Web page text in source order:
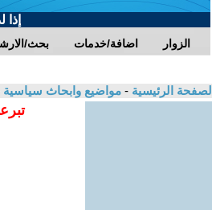
بحث/ اضافة/خدمات الزوار
الصفحة الرئيسية - مواضيع وابحاث سياسية